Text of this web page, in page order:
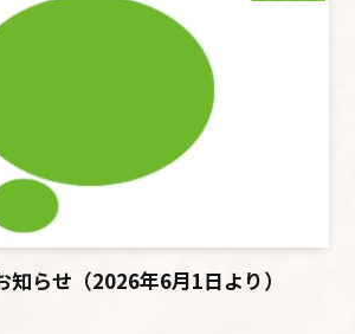
知らせ（2026年6月1日より）